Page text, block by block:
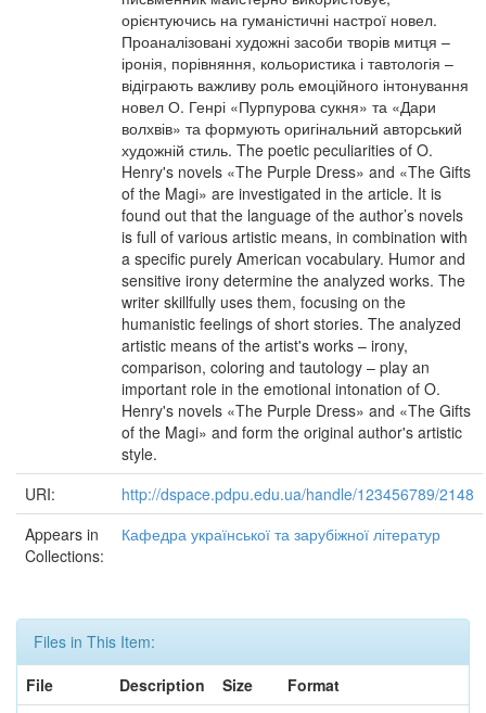
орієнтуючись на гуманістичні настрої новел.
Проаналізовані художні засоби творів митця –
іронія, порівняння, кольористика і тавтологія –
відіграють важливу роль емоційного інтонування
новел О. Генрі «Пурпурова сукня» та «Дари
волхвів» та формують оригінальний авторський
художній стиль. The poetic peculiarities of O.
Henry's novels «The Purple Dress» and «The Gifts
of the Magi» are investigated in the article. It is
found out that the language of the author’s novels
is full of various artistic means, in combination with
a specific purely American vocabulary. Humor and
sensitive irony determine the analyzed works. The
writer skillfully uses them, focusing on the
humanistic feelings of short stories. The analyzed
artistic means of the artist's works – irony,
comparison, coloring and tautology – play an
important role in the emotional intonation of O.
Henry's novels «The Purple Dress» and «The Gifts
of the Magi» and form the original author's artistic
style.
URI:
http://dspace.pdpu.edu.ua/handle/123456789/2148
Appears in
Collections:
Кафедра української та зарубіжної літератур
Files in This Item:
File
Description Size
Format